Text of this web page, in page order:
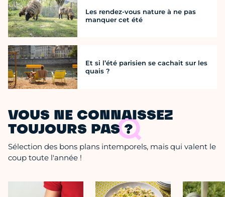
Les rendez-vous nature à ne pas
manquer cet été
Et si l’été parisien se cachait sur les
quais ?
VOUS NE CONNAISSEZ
TOUJOURS PAS ?
Sélection des bons plans intemporels, mais qui valent le
coup toute l'année !